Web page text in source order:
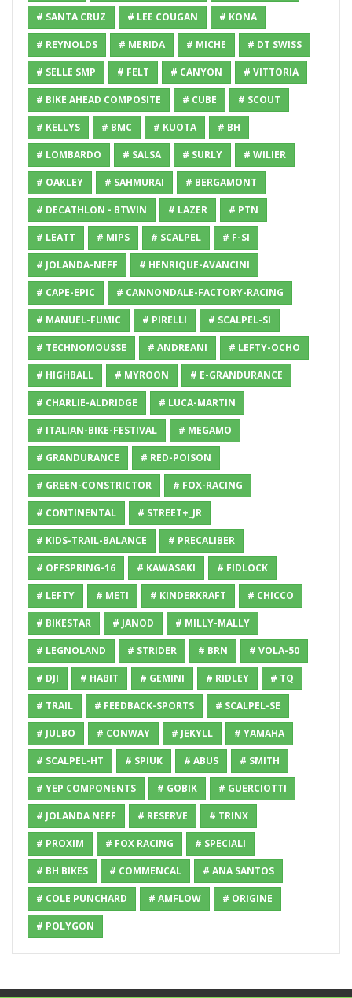
# SANTA CRUZ # LEE COUGAN # KONA
# REYNOLDS # MERIDA # MICHE # DT SWISS
# SELLE SMP # FELT # CANYON # VITTORIA
# BIKE AHEAD COMPOSITE # CUBE # SCOUT
# KELLYS # BMC # KUOTA # BH
# LOMBARDO # SALSA # SURLY # WILIER
# OAKLEY # SAHMURAI # BERGAMONT
# DECATHLON - BTWIN # LAZER # PTN
# LEATT # MIPS # SCALPEL # F-SI
# JOLANDA-NEFF # HENRIQUE-AVANCINI
# CAPE-EPIC # CANNONDALE-FACTORY-RACING
# MANUEL-FUMIC # PIRELLI # SCALPEL-SI
# TECHNOMOUSSE # ANDREANI # LEFTY-OCHO
# HIGHBALL # MYROON # E-GRANDURANCE
# CHARLIE-ALDRIDGE # LUCA-MARTIN
# ITALIAN-BIKE-FESTIVAL # MEGAMO
# GRANDURANCE # RED-POISON
# GREEN-CONSTRICTOR # FOX-RACING
# CONTINENTAL # STREET+_JR
# KIDS-TRAIL-BALANCE # PRECALIBER
# OFFSPRING-16 # KAWASAKI # FIDLOCK
# LEFTY # METI # KINDERKRAFT # CHICCO
# BIKESTAR # JANOD # MILLY-MALLY
# LEGNOLAND # STRIDER # BRN # VOLA-50
# DJI # HABIT # GEMINI # RIDLEY # TQ
# TRAIL # FEEDBACK-SPORTS # SCALPEL-SE
# JULBO # CONWAY # JEKYLL # YAMAHA
# SCALPEL-HT # SPIUK # ABUS # SMITH
# YEP COMPONENTS # GOBIK # GUERCIOTTI
# JOLANDA NEFF # RESERVE # TRINX
# PROXIM # FOX RACING # SPECIALI
# BH BIKES # COMMENCAL # ANA SANTOS
# COLE PUNCHARD # AMFLOW # ORIGINE
# POLYGON